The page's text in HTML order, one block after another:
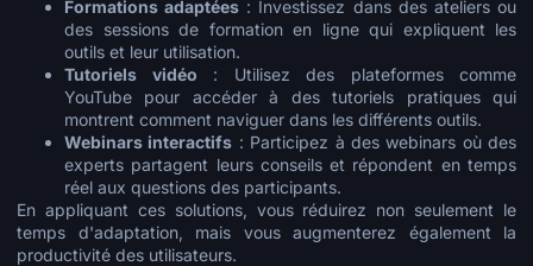
Formations adaptées : Investissez dans des ateliers ou
des sessions de formation en ligne qui expliquent les
outils et leur utilisation.
Tutoriels vidéo : Utilisez des plateformes comme
YouTube pour accéder à des tutoriels pratiques qui
montrent comment naviguer dans les différents outils.
Webinars interactifs : Participez à des webinars où des
experts partagent leurs conseils et répondent en temps
réel aux questions des participants.
En appliquant ces solutions, vous réduirez non seulement le
temps d'adaptation, mais vous augmenterez également la
productivité des utilisateurs.